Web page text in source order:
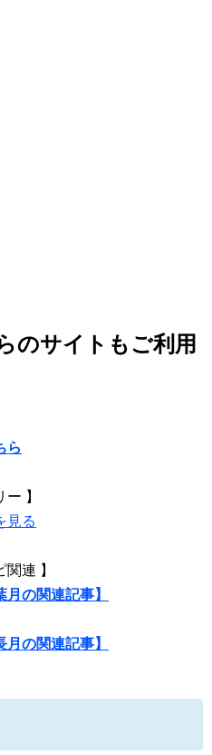
のサイトもご利用
ら
】
見る
連 】
の関連記事】
の関連記事】